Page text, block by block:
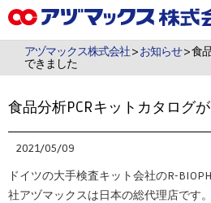
アヅマックスは、機能材料用のシラン・シリ
品・飼料・環境・植物用の検査キッ
アヅマックス株式会社>お知らせ> 食
できました
食品分析PCRキットカタログ
2021/05/09
ドイツの大手検査キット会社のR-
社アヅマックスは日本の総代理店です。